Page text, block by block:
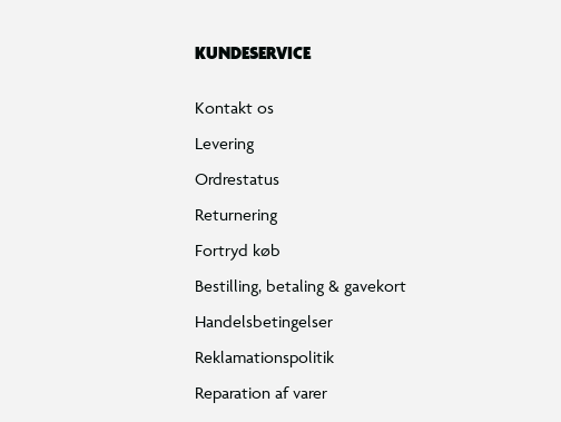
KUNDESERVICE
Kontakt os
Levering
Ordrestatus
Returnering
Fortryd køb
Bestilling, betaling & gavekort
Handelsbetingelser
Reklamationspolitik
Reparation af varer